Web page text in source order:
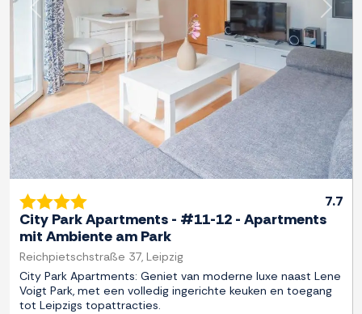
Previous Next
7.7
City Park Apartments - #11-12 - Apartments
mit Ambiente am Park
Reichpietschstraße 37, Leipzig
City Park Apartments: Geniet van moderne luxe naast Lene
Voigt Park, met een volledig ingerichte keuken en toegang
tot Leipzigs topattracties.